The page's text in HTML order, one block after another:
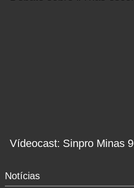
Vídeocast: Sinpro Minas
Notícias